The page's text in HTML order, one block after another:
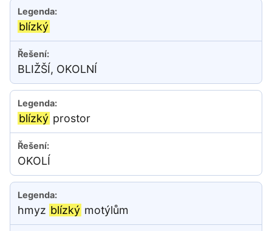
blízký
BLIŽŠÍ, OKOLNÍ
blízký prostor
OKOLÍ
hmyz blízký motýlům